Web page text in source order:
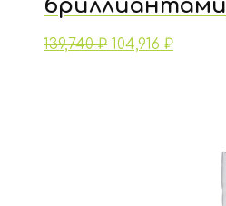
бриллиантами
139,740₽ 104,916 ₽